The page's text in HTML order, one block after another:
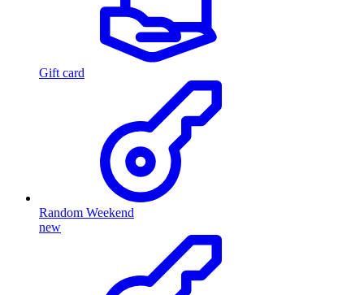
Gift card
Random Weekend
new